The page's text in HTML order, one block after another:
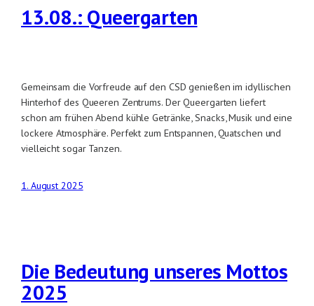
13.08.: Queergarten
Gemeinsam die Vorfreude auf den CSD genießen im idyllischen
Hinterhof des Queeren Zentrums. Der Queergarten liefert
schon am frühen Abend kühle Getränke, Snacks, Musik und eine
lockere Atmosphäre. Perfekt zum Entspannen, Quatschen und
vielleicht sogar Tanzen.
1. August 2025
Die Bedeutung unseres Mottos
2025